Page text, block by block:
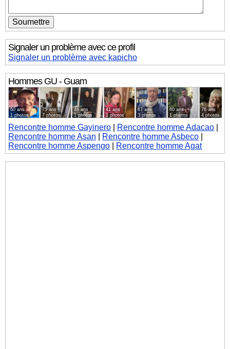
Signaler un problème avec ce profil
Signaler un problème avec kapicho
HommesGU - Guam
60 ans
1 photos
75 ans
7 photos
48 ans
1 photos
41 ans
1 photos
67 ans
3 photos
60 ans
1 photos
76 ans
4 photos
Rencontre homme Gayinero Rencontre homme Adacao
Rencontre homme Asan
Rencontre homme Asbeco
Rencontre homme Aspengo
Rencontre homme Agat